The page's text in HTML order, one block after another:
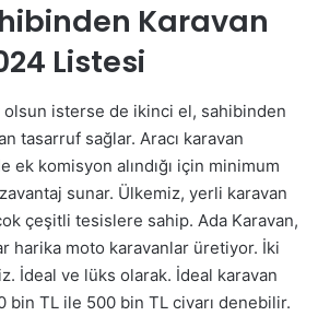
Karavan
Listesi
olsun isterse de ikinci el, sahibinden
tasarruf sağlar. Aracı karavan
ek komisyon alındığı için minimum
sunar. Ülkemiz, yerli karavan
çeşitli tesislere sahip. Ada Karavan,
harika moto karavanlar üretiyor. İki
İdeal ve lüks olarak. İdeal karavan
bin TL ile 500 bin TL civarı denebilir.